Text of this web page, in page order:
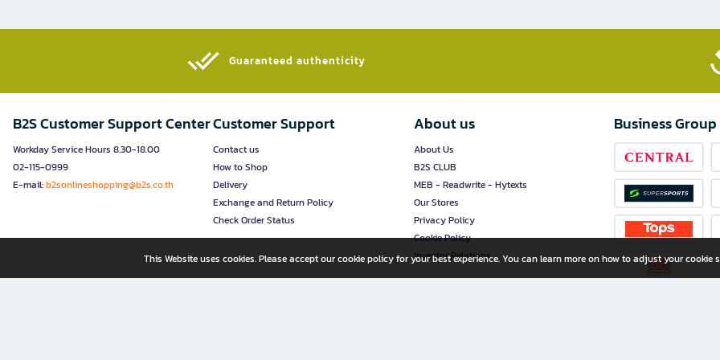
Guaranteed authenticity​
B2S Customer Support Center
Workday Service Hours 8.30-18.00
02-115-0999
E-mail:b2sonlineshopping@b2s.co.th
Customer Support
Contact us
How to Shop
Delivery
Exchange and Return Policy
Check Order Status
About us
About Us
B2S CLUB
MEB - Readwrite - Hytexts
Our Stores
Privacy Policy
Cookie Policy
Investor Relations
Business Group
This Website uses cookies. Please accept our cookie policy for your best experience. You can learn more on how to adjust your cookie